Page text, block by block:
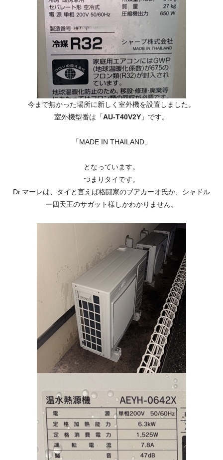
今まで無かった場所に新しく室外機を設置しました。
室外機型番は「AU-T40V2Y 」です。
「MADE IN THAILAND」
となっています。
つまりタイです。
Dr.マーレは、タイと言えば格闘家のブアカーオ氏か、シャドル
ー四天王のサガット様しかわかりません。